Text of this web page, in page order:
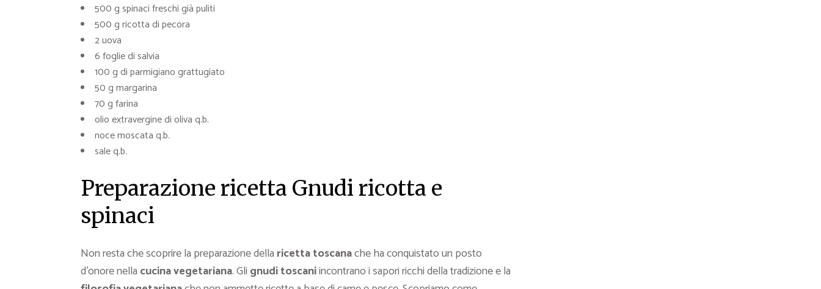
500 g spinaci freschi già puliti
500 g ricotta di pecora
2 uova
6 foglie di salvia
100 g di parmigiano grattugiato
50 g margarina
70 g farina
olio extravergine di oliva q.b.
noce moscata q.b.
sale q.b.
Preparazione ricetta Gnudi ricotta e
spinaci
Non resta che scoprire la preparazione della ricetta toscanache ha conquistato un posto
d’onore nella cucina vegetariana. Gli gnudi toscaniincontrano i sapori ricchi della tradizione e la